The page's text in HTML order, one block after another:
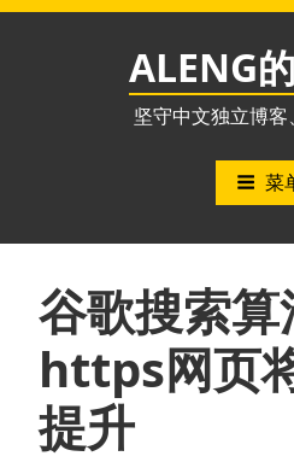
跳
ALENG
坚守中文独立博
菜
谷歌搜索
https网页
提升